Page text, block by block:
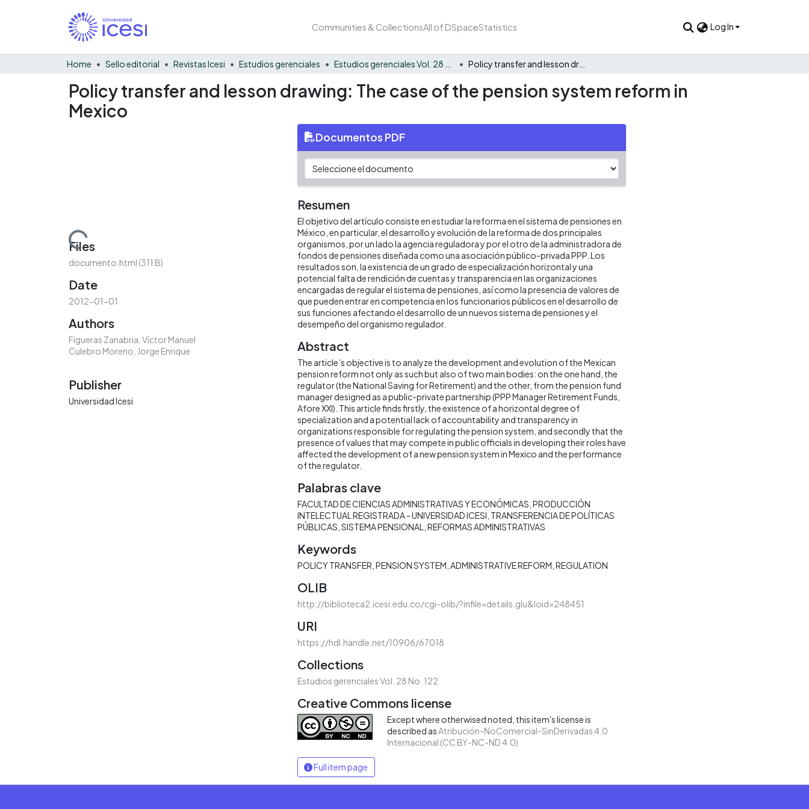
Communities & CollectionsAll of DSpaceStatistics Log In
Home Sello editorial Revistas Icesi Estudios gerenciales
Policy transfer and lesson drawing: The case of the pension system reform in
Mexico
Loading...
Files
documento.html (311 B)
Date
2012-01-01
Authors
Figueras Zanabria, Víctor Manuel
Culebro Moreno, Jorge Enrique
Publisher
Universidad Icesi
Documentos PDF
Resumen
El objetivo del artículo consiste en estudiar la reforma en el sistema de pensiones en
México, en particular, el desarrollo y evolución de la reforma de dos principales
organismos, por un lado la agencia reguladora y por el otro de la administradora de
fondos de pensiones diseñada como una asociación público-privada PPP. Los
resultados son, la existencia de un grado de especialización horizontal y una
potencial falta de rendición de cuentas y transparencia en las organizaciones
encargadas de regular el sistema de pensiones, así como la presencia de valores de
que pueden entrar en competencia en los funcionarios públicos en el desarrollo de
sus funciones afectando el desarrollo de un nuevos sistema de pensiones y el
desempeño del organismo regulador.
Abstract
The article’s objective is to analyze the development and evolution of the Mexican
pension reform not only as such but also of two main bodies: on the one hand, the
regulator (the National Saving for Retirement) and the other, from the pension fund
manager designed as a public-private partnership (PPP Manager Retirement Funds,
Afore XXI). This article finds firstly, the existence of a horizontal degree of
specialization and a potential lack of accountability and transparency in
organizations responsible for regulating the pension system, and secondly that the
presence of values that may compete in public officials in developing their roles have
affected the development of a new pension system in Mexico and the performance
of the regulator.
Palabras clave
FACULTAD DE CIENCIAS ADMINISTRATIVAS Y ECONÓMICAS PRODUCCIÓN
INTELECTUAL REGISTRADA - UNIVERSIDAD ICESI TRANSFERENCIA DE POLÍTICAS
PÚBLICAS SISTEMA PENSIONAL REFORMAS ADMINISTRATIVAS
Keywords
POLICY TRANSFER PENSION SYSTEM ADMINISTRATIVE REFORM REGULATION
OLIB
http://biblioteca2.icesi.edu.co/cgi-olib/?infile=details.glu&loid=248451
URI
https://hdl.handle.net/10906/67018
Collections
Estudios gerenciales Vol. 28 No. 122
Creative Commons license
Except where otherwised noted, this item's license is
described as Atribución-NoComercial-SinDerivadas 4.0
Internacional (CC BY-NC-ND 4.0)
Full item page